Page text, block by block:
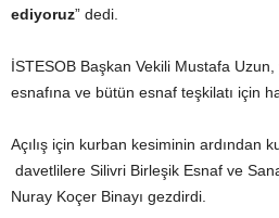
ediyoruz” dedi.
İSTESOB Başkan Vekili Mustafa Uzun,
esnafına ve bütün esnaf teşkilatı için
Açılış için kurban kesiminin ardından
davetlilere Silivri Birleşik Esnaf ve
Nuray Koçer Binayı gezdirdi.